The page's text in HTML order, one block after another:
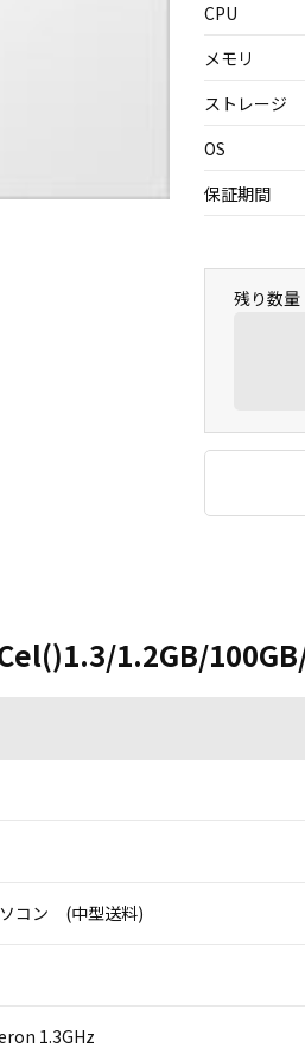
CPU
メモリ
ストレージ
OS
保証期間
残り数量
1.2GB/
コン (中型送料)
1.3GHz